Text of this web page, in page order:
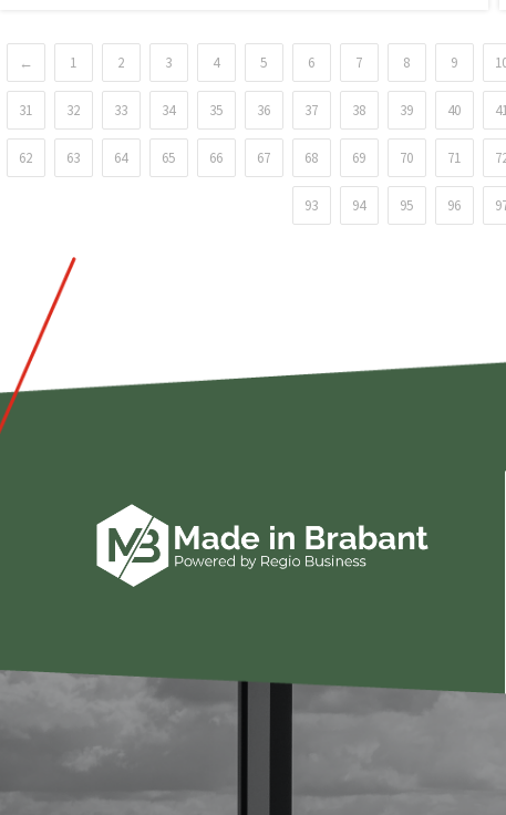
← 1 2 3 4 5 6 7 8 9
31 32 33 34 35 36 37 38 39 40
62 63 64 65 66 67 68 69 70 71
93 94 95 96